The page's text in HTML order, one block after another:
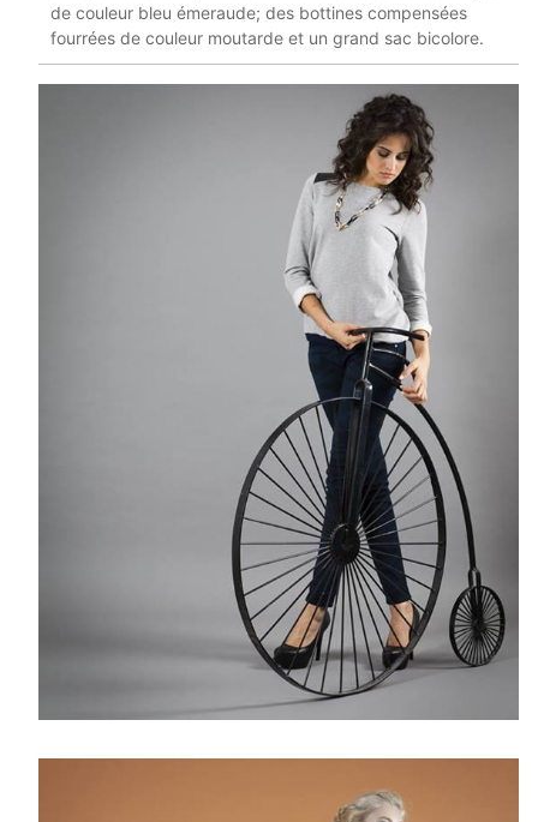
de couleur bleu émeraude; des bottines compensées
fourrées de couleur moutarde et un grand sac bicolore.